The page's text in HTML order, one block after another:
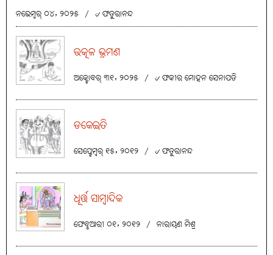
ନଭେମ୍ବର୍ ୦୪, ୨୦୨୫ / ୰ ଫତୁରାନନ୍ଦ
ଉତ୍କଳ ଭ୍ରମଣ
ଅକ୍ଟୋବର୍ ୩୧, ୨୦୨୫ / ୰ ଫକୀର ମୋହନ ସେନାପତି
ଡକେଇତି
ସେପ୍ଟେମ୍ବର୍ ୧୫, ୨୦୧୨ / ୰ ଫତୁରାନନ୍ଦ
ଧୂର୍ତ୍ତ ସାମ୍ବାଦିକ
ଫେବୃଆରୀ ୦୧, ୨୦୧୨ / ନାରାୟଣ ମିଶ୍ର